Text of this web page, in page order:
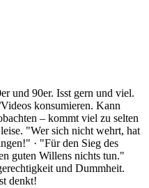
und 90er. Isst gern und viel.
konsumieren. Kann
– kommt viel zu selten
"Wer sich nicht wehrt, hat
· "Für den Sieg des
guten Willens nichts tun."
und Dummheit.
denkt!